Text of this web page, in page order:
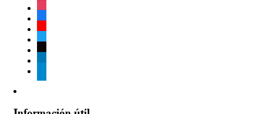
instagram
facebook
youtube
twitter
tiktok